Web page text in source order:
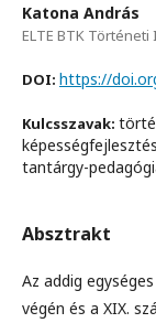
Katona András
ELTE BTK
DOI: https://
Kulcsszavak:
tantárgy-
Absztrakt
Az addig
végén és a XIX.